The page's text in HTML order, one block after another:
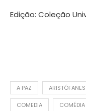
Edição: Coleção
A PAZ ARISTÓFANES
COMEDIA